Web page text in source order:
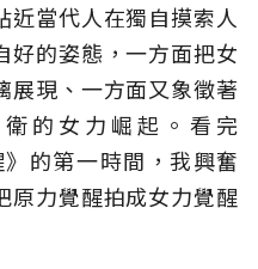
當代人在獨自摸索人
好的姿態，一方面把女
展現、一方面又象徵著
的女力崛起。看完
》的第一時間，我興奮
原力覺醒拍成女力覺醒